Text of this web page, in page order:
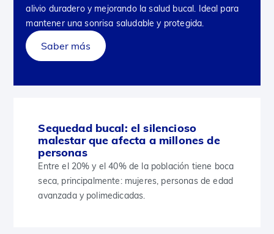
alivio duradero y mejorando la salud bucal. Ideal para
mantener una sonrisa saludable y protegida.
Saber más
Sequedad bucal: el silencioso
malestar que afecta a millones de
personas
Entre el 20% y el 40% de la población tiene boca
seca, principalmente: mujeres, personas de edad
avanzada y polimedicadas.